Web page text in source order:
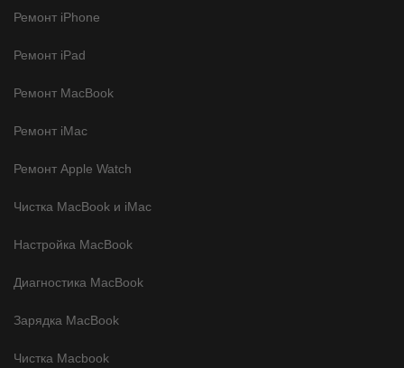
Ремонт iPhone
Ремонт iPad
Ремонт MacBook
Ремонт iMac
Ремонт Apple Watch
Чистка MacBook и iMac
Настройка MacBook
Диагностика MacBook
Зарядка MacBook
Чистка Macbook